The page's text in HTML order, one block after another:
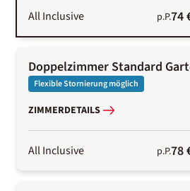
All Inclusive p.P.74
Doppelzimmer Standard
Flexible Stornierung möglich
ZIMMERDETAILS
All Inclusive p.P.78